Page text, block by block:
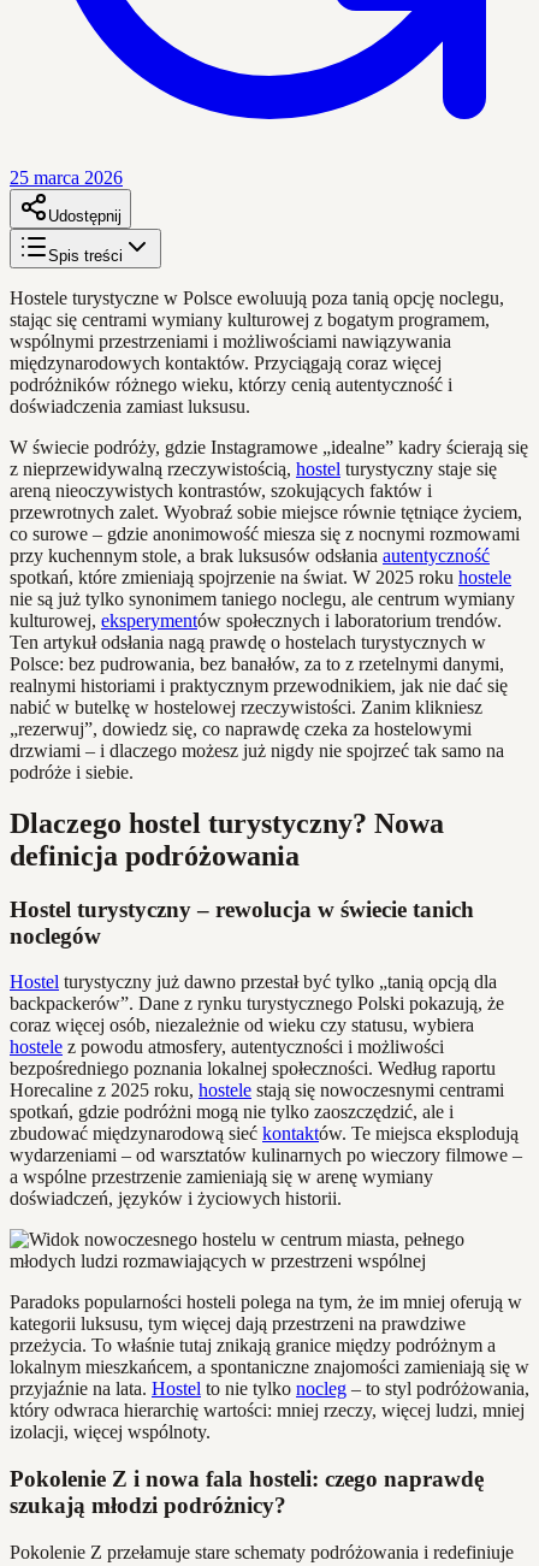
25 marca 2026
Udostępnij
Spis treści
Hostele turystyczne w Polsce ewoluują poza tanią opcję noclegu,
stając się centrami wymiany kulturowej z bogatym programem,
wspólnymi przestrzeniami i możliwościami nawiązywania
międzynarodowych kontaktów. Przyciągają coraz więcej
podróżników różnego wieku, którzy cenią autentyczność i
doświadczenia zamiast luksusu.
W świecie podróży, gdzie Instagramowe „idealne” kadry ścierają się
z nieprzewidywalną rzeczywistością, hostel turystyczny staje się
areną nieoczywistych kontrastów, szokujących faktów i
przewrotnych zalet. Wyobraź sobie miejsce równie tętniące życiem,
co surowe – gdzie anonimowość miesza się z nocnymi rozmowami
przy kuchennym stole, a brak luksusów odsłania autentyczność
spotkań, które zmieniają spojrzenie na świat. W 2025 roku hostele
nie są już tylko synonimem taniego noclegu, ale centrum wymiany
kulturowej, eksperymentów społecznych i laboratorium trendów.
Ten artykuł odsłania nagą prawdę o hostelach turystycznych w
Polsce: bez pudrowania, bez banałów, za to z rzetelnymi danymi,
realnymi historiami i praktycznym przewodnikiem, jak nie dać się
nabić w butelkę w hostelowej rzeczywistości. Zanim klikniesz
„rezerwuj”, dowiedz się, co naprawdę czeka za hostelowymi
drzwiami – i dlaczego możesz już nigdy nie spojrzeć tak samo na
podróże i siebie.
Dlaczego hostel turystyczny? Nowa
definicja podróżowania
Hostel turystyczny – rewolucja w świecie tanich
noclegów
Hostel turystyczny już dawno przestał być tylko „tanią opcją dla
backpackerów”. Dane z rynku turystycznego Polski pokazują, że
coraz więcej osób, niezależnie od wieku czy statusu, wybiera
hostele z powodu atmosfery, autentyczności i możliwości
bezpośredniego poznania lokalnej społeczności. Według raportu
Horecaline z 2025 roku, hostele stają się nowoczesnymi centrami
spotkań, gdzie podróżni mogą nie tylko zaoszczędzić, ale i
zbudować międzynarodową sieć kontaktów. Te miejsca eksplodują
wydarzeniami – od warsztatów kulinarnych po wieczory filmowe –
a wspólne przestrzenie zamieniają się w arenę wymiany
doświadczeń, języków i życiowych historii.
Paradoks popularności hosteli polega na tym, że im mniej oferują w
kategorii luksusu, tym więcej dają przestrzeni na prawdziwe
przeżycia. To właśnie tutaj znikają granice między podróżnym a
lokalnym mieszkańcem, a spontaniczne znajomości zamieniają się w
przyjaźnie na lata. Hostel to nie tylko nocleg – to styl podróżowania,
który odwraca hierarchię wartości: mniej rzeczy, więcej ludzi, mniej
izolacji, więcej wspólnoty.
Pokolenie Z i nowa fala hosteli: czego naprawdę
szukają młodzi podróżnicy?
Pokolenie Z przełamuje stare schematy podróżowania i redefiniuje